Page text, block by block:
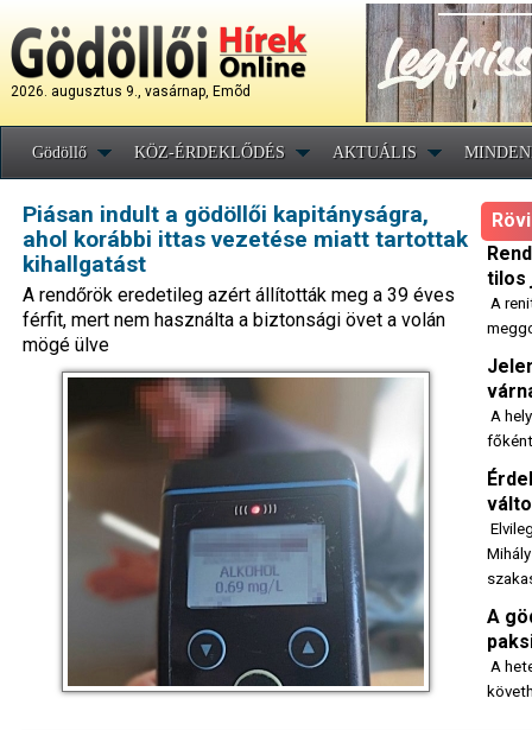
2026. augusztus 9., vasárnap, Emõd
Gödöllő KÖZ-ÉRDEKLŐDÉS AKTUÁLIS
Piásan indult a gödöllői kapitányságra,
ahol korábbi ittas vezetése miatt tartottak
kihallgatást
A rendőrök eredetileg azért állították meg a 39 éves
férfit, mert nem használta a biztonsági övet a volán
mögé ülve
tilos
A
A
A
A